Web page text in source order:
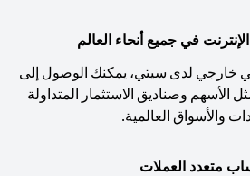
في جميع أنحاء العالم
لدى سيتي، يمكنك الوصول إلى
الأسهم وصناديق الاستثمار المتداولة
والأسواق العالمية.
متعدد العملات